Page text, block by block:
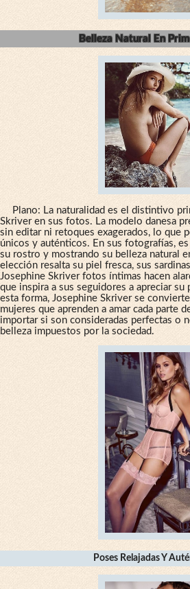
Belleza Natural En
Plano: La naturalidad es el distintivo
Skriver en sus fotos. La modelo danesa
sin editar ni retoques exagerados, lo que
únicos y auténticos. En sus fotografías,
su rostro y mostrando su belleza natural
elección resalta su piel fresca, sus
Josephine Skriver fotos íntimas hacen
que inspira a sus seguidores a apreciar
esta forma, Josephine Skriver se
mujeres que aprenden a amar cada parte
importar si son consideradas perfectas o
belleza impuestos por la sociedad.
Poses Relajadas Y